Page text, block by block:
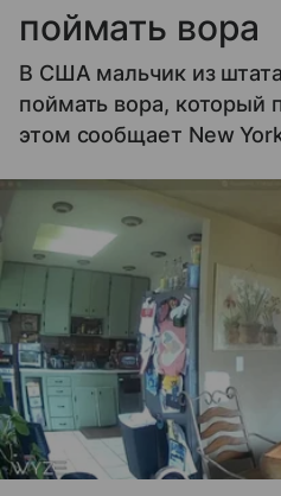
поймать вора
В США мальчик из
поймать вора, который
этом сообщает New